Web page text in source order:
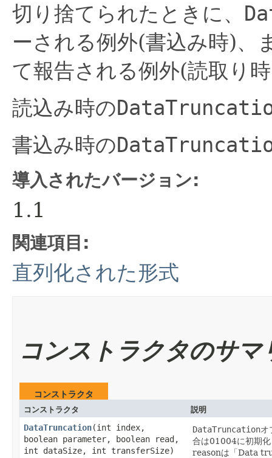
切り捨てられたときに、
ーされる例外(書込み時)、
て報告される例外(読取り
読込み時の
書込み時の
導入されたバージョン:
1.1
関連項目:
直列化された形式
コンストラクタのサマ
コンストラクタ
コンストラクタ 説明
DataTruncation​(int index,
boolean parameter, boolean read,
int dataSize, int transferSize)
DataTruncationオ
合は01004に初期化
reasonは「Data